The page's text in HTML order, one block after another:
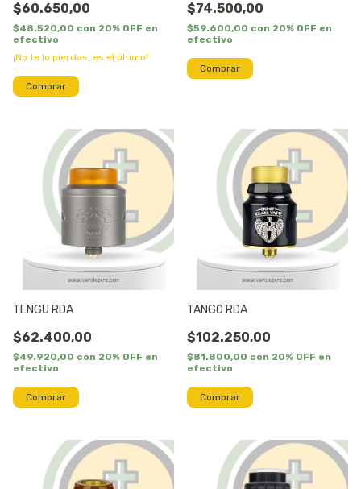
$60.650,00
$48.520,00 con 20% OFF en
efectivo
¡No te lo pierdas, es el último!
$74.500,00
$59.600,00 con 20% OFF en
efectivo
TENGU RDA
$62.400,00
$49.920,00 con 20% OFF en
efectivo
TANGO RDA
$102.250,00
$81.800,00 con 20% OFF en
efectivo